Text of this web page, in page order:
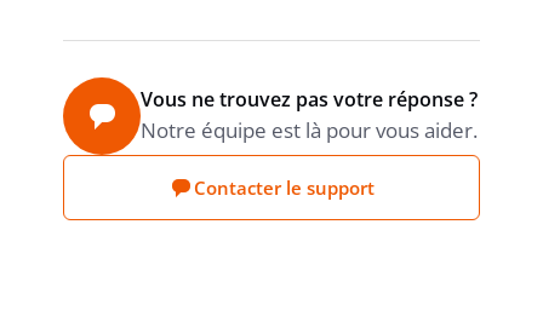
Vous ne trouvez pas votre réponse ?
Notre équipe est là pour vous aider.
Contacter le support